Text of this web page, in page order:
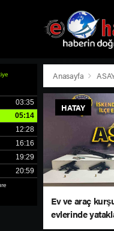
Anasayfa
HATAY
Ev ve araç
evlerinde